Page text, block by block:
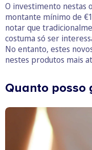
O investimento nestas
montante mínimo de
notar que
costuma só ser
No entanto, estes
nestes produtos mais
Quanto posso